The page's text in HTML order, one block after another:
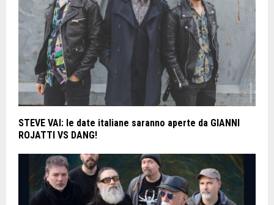
STEVE VAI: le date italiane saranno aperte da GIANNI
ROJATTI VS DANG!